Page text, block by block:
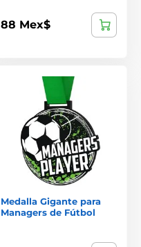
88 Mex$
Medalla Gigante para
Managers de Fútbol